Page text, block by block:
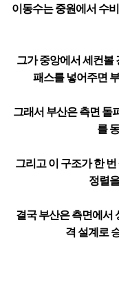
이동수는 중원에서 수
그가 중앙에서 세컨볼
패스를 넣어주면
그래서 부산은 측면 돌
를
그리고 이 구조가 한
정렬
결국 부산은 측면에서
격 설계로